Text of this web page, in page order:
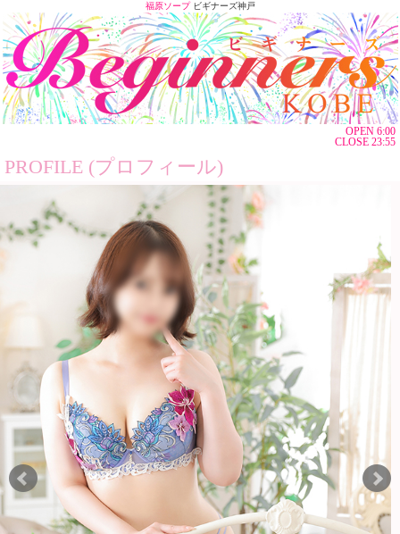
福原ソープ ビギナーズ神戸
OPEN 6:00
CLOSE 23:55
PROFILE (プロフィール)